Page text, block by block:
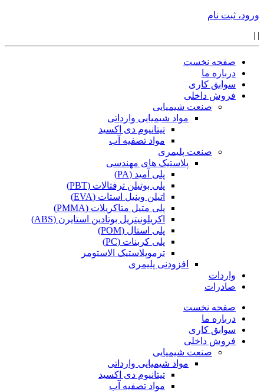
ورود، ثبت نام
|
|
صفحه نخست
درباره ما
سوابق کاری
فروش داخلی
صنعت شیمیایی
مواد شیمیایی وارداتی
تیتانیوم دی اکسید
مواد تصفیه آب
صنعت پلیمری
پلاستیک های مهندسی
پلی آمید (PA)
پلی بوتیلن ترفتالات (PBT)
اتیلن وینیل استات (EVA)
پلی متیل متاکریلات (PMMA)
اکریلونیتریل بوتادین استایرن (ABS)
پلی استال (POM)
پلی کربنات (PC)
ترموپلاستیک الاستومر
افزودنی پلیمری
واردات
صادرات
صفحه نخست
درباره ما
سوابق کاری
فروش داخلی
صنعت شیمیایی
مواد شیمیایی وارداتی
تیتانیوم دی اکسید
مواد تصفیه آب